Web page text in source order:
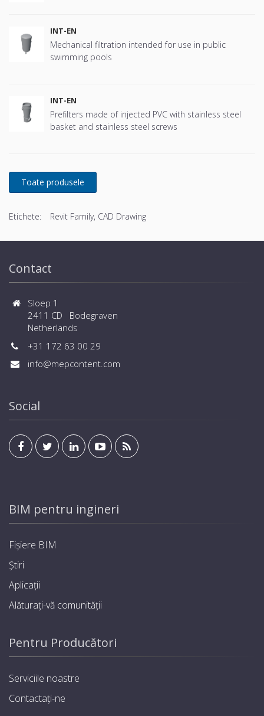
INT-EN
Mechanical filtration intended for use in public
swimming pools
INT-EN
Prefilters made of injected PVC with stainless steel
basket and stainless steel screws
Etichete: Revit Family, CAD Drawing
Contact
Sloep 1
2411 CD Bodegraven
Netherlands
+31 172 63 00 29
info@mepcontent.com
Social
BIM pentru ingineri
Fișiere BIM
Știri
Aplicații
Alăturați-vă comunității
Pentru Producători
Serviciile noastre
Contactați-ne